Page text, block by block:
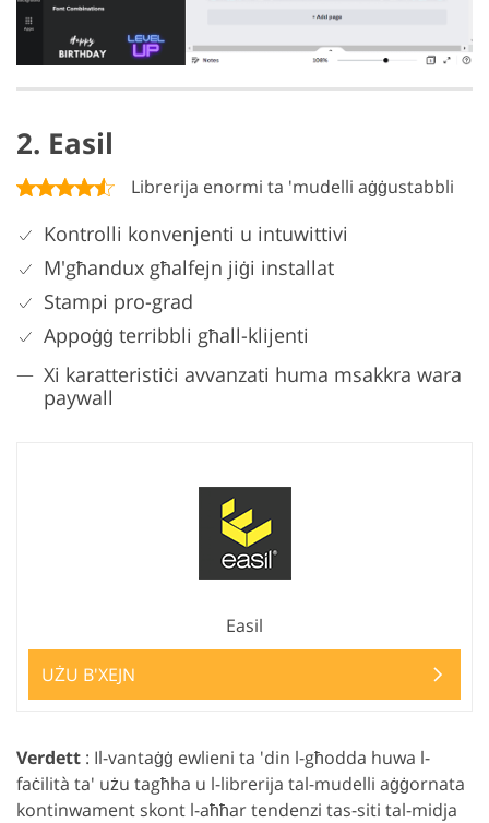
2. Easil
Librerija enormi ta 'mudelli aġġustabbli
Kontrolli konvenjenti u intuwittivi
M'għandux għalfejn jiġi installat
Stampi pro-grad
Appoġġ terribbli għall-klijenti
Xi karatteristiċi avvanzati huma msakkra wara
paywall
Easil
UŻU B'XEJN
Verdett : Il-vantaġġ ewlieni ta 'din l-għodda huwa l-
faċilità ta' użu tagħha u l-librerija tal-mudelli aġġornata
kontinwament skont l-aħħar tendenzi tas-siti tal-midja